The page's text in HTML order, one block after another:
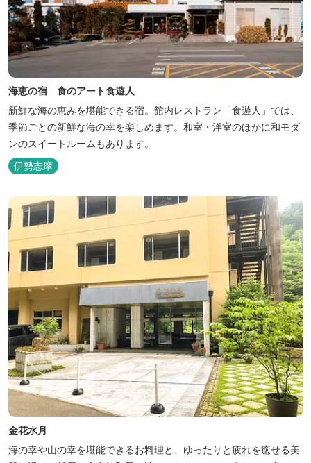
海恵の宿 食のアート食遊人
新鮮な海の恵みを堪能できる宿。館内レストラン「食遊人」では、
季節ごとの新鮮な海の幸を楽しめます。和室・洋室のほかに和モダ
ンのスイートルームもあります。
伊勢志摩
金花水月
海の幸や山の幸を堪能できるお料理と、ゆったりと疲れを癒せる美